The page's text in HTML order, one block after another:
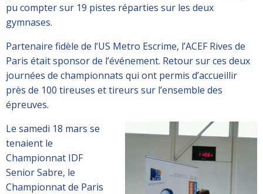
pu compter sur 19 pistes réparties sur les deux
gymnases.
Partenaire fidèle de l’US Metro Escrime, l’ACEF Rives de
Paris était sponsor de l’événement. Retour sur ces deux
journées de championnats qui ont permis d’accueillir
près de 100 tireuses et tireurs sur l’ensemble des
épreuves.
Le samedi 18 mars se
tenaient le
Championnat IDF
Senior Sabre, le
Championnat de Paris